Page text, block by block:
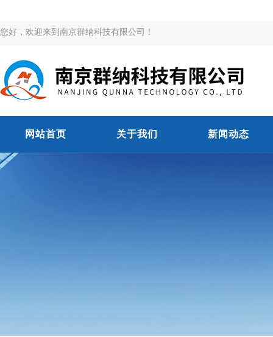
您好，欢迎来到南京群纳科技有限公司！
网站首页 关于我们 新闻动态